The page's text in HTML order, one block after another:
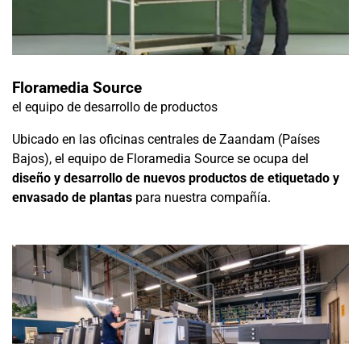
Floramedia Source
el equipo de desarrollo de productos
Ubicado en las oficinas centrales de Zaandam (Países
Bajos), el equipo de Floramedia Source se ocupa del
diseño y desarrollo de nuevos productos de etiquetado y
envasado de plantas para nuestra compañía.